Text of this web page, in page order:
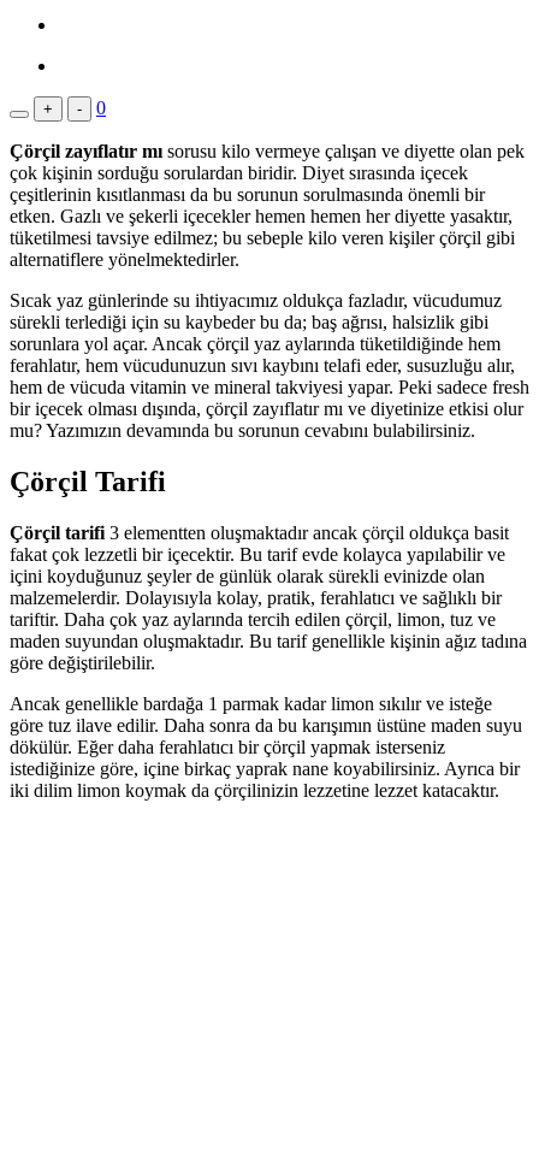
+ - 0
Çörçil zayıflatır mı sorusu kilo vermeye çalışan ve diyette olan pek
çok kişinin sorduğu sorulardan biridir. Diyet sırasında içecek
çeşitlerinin kısıtlanması da bu sorunun sorulmasında önemli bir
etken. Gazlı ve şekerli içecekler hemen hemen her diyette yasaktır,
tüketilmesi tavsiye edilmez; bu sebeple kilo veren kişiler çörçil gibi
alternatiflere yönelmektedirler.
Sıcak yaz günlerinde su ihtiyacımız oldukça fazladır, vücudumuz
sürekli terlediği için su kaybeder bu da; baş ağrısı, halsizlik gibi
sorunlara yol açar. Ancak çörçil yaz aylarında tüketildiğinde hem
ferahlatır, hem vücudunuzun sıvı kaybını telafi eder, susuzluğu alır,
hem de vücuda vitamin ve mineral takviyesi yapar. Peki sadece fresh
bir içecek olması dışında, çörçil zayıflatır mı ve diyetinize etkisi olur
mu? Yazımızın devamında bu sorunun cevabını bulabilirsiniz.
Çörçil Tarifi
Çörçil tarifi 3 elementten oluşmaktadır ancak çörçil oldukça basit
fakat çok lezzetli bir içecektir. Bu tarif evde kolayca yapılabilir ve
içini koyduğunuz şeyler de günlük olarak sürekli evinizde olan
malzemelerdir. Dolayısıyla kolay, pratik, ferahlatıcı ve sağlıklı bir
tariftir. Daha çok yaz aylarında tercih edilen çörçil, limon, tuz ve
maden suyundan oluşmaktadır. Bu tarif genellikle kişinin ağız tadına
göre değiştirilebilir.
Ancak genellikle bardağa 1 parmak kadar limon sıkılır ve isteğe
göre tuz ilave edilir. Daha sonra da bu karışımın üstüne maden suyu
dökülür. Eğer daha ferahlatıcı bir çörçil yapmak isterseniz
istediğinize göre, içine birkaç yaprak nane koyabilirsiniz. Ayrıca bir
iki dilim limon koymak da çörçilinizin lezzetine lezzet katacaktır.